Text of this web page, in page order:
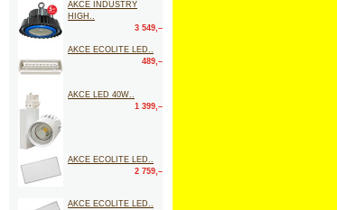
AKCE INDUSTRY
HIGH..
3 549,–
AKCE ECOLITE LED..
489,–
AKCE LED 40W..
1 399,–
AKCE ECOLITE LED..
2 759,–
AKCE ECOLITE LED..